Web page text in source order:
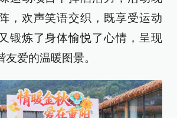
，欢声笑语交织，既享受运动
锻炼了身体愉悦了心情，呈现
爱的温暖图景。